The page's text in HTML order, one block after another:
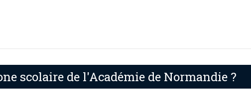
scolaire de l'Académie de Normandie ?